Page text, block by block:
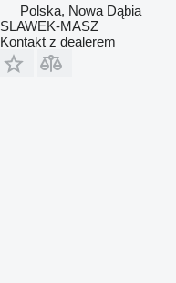
Polska, Nowa Dąbia
SLAWEK-MASZ
Kontakt z dealerem